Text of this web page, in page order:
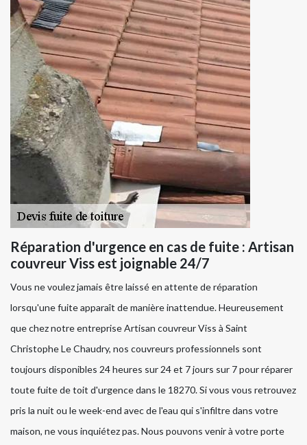
Réparation d'urgence en cas de fuite : Artisan
couvreur Viss est joignable 24/7
Vous ne voulez jamais être laissé en attente de réparation
lorsqu'une fuite apparaît de manière inattendue. Heureusement
que chez notre entreprise Artisan couvreur Viss à Saint
Christophe Le Chaudry, nos couvreurs professionnels sont
toujours disponibles 24 heures sur 24 et 7 jours sur 7 pour réparer
toute fuite de toit d'urgence dans le 18270. Si vous vous retrouvez
pris la nuit ou le week-end avec de l'eau qui s'infiltre dans votre
maison, ne vous inquiétez pas. Nous pouvons venir à votre porte